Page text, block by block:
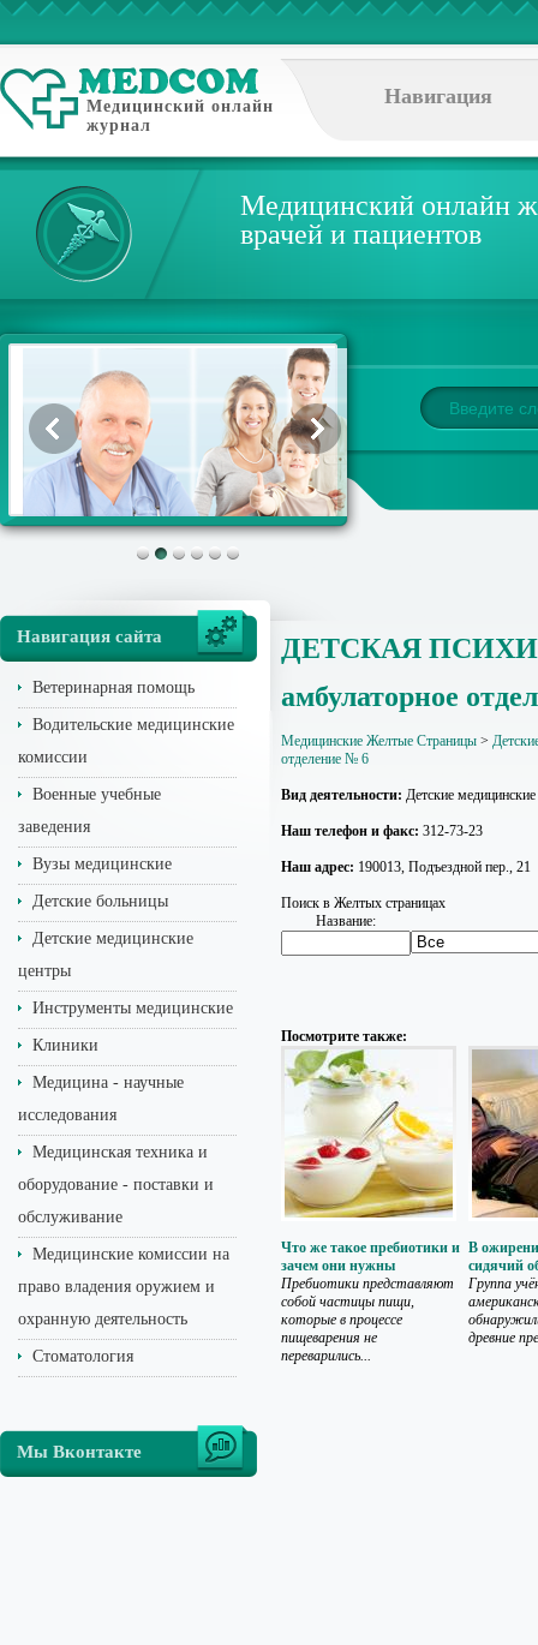
Медицинский онлайн
журнал
Навигация
Медицинский онлайн
врачей и пациентов
Навигация сайта
Ветеринарная помощь
Водительские медицинские
комиссии
Военные учебные
заведения
Вузы медицинские
Детские больницы
Детские медицинские
центры
Инструменты медицинские
Клиники
Медицина - научные
исследования
Медицинская техника и
оборудование - поставки и
обслуживание
Медицинские комиссии на
право владения оружием и
охранную деятельность
Стоматология
Мы Вконтакте
ДЕТСКАЯ
амбулаторное
Медицинские Желтые Страницы >
отделение № 6
Вид деятельности: Детские
Наш телефон и факс: 312-73-23
Наш адрес: 190013, Подъездной пер., 21
Поиск в Желтых страницах
Название:
Посмотрите также:
Что же такое пребиотики и
зачем они нужны
Пребиотики представляют
собой частицы пищи,
которые в процессе
пищеварения не
переварились...
В
сидячий
Группа
древние